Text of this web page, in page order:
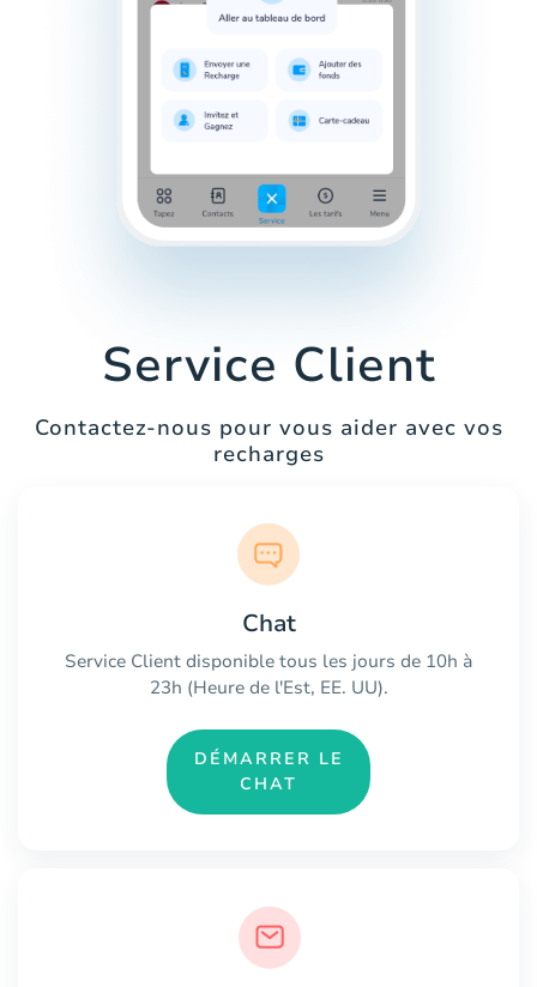
Service Client
Contactez-nous pour vous aider avec vos
recharges
Chat
Service Client disponible tous les jours de 10h à
23h (Heure de l'Est, EE. UU).
DÉMARRER LE
CHAT